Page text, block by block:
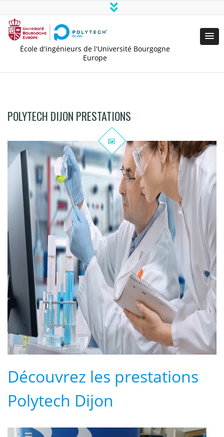
École d'ingénieurs de l'Université Bourgogne
Europe
POLYTECH DIJON PRESTATIONS
Découvrez les prestations
Polytech Dijon